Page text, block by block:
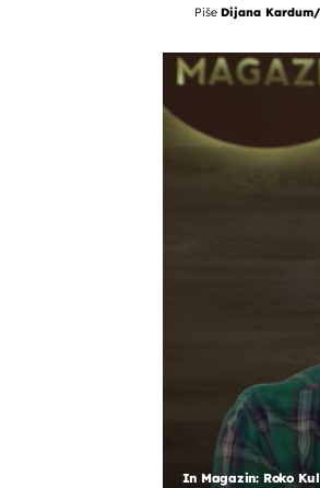
Piše Dijana
In Magazin: Roko